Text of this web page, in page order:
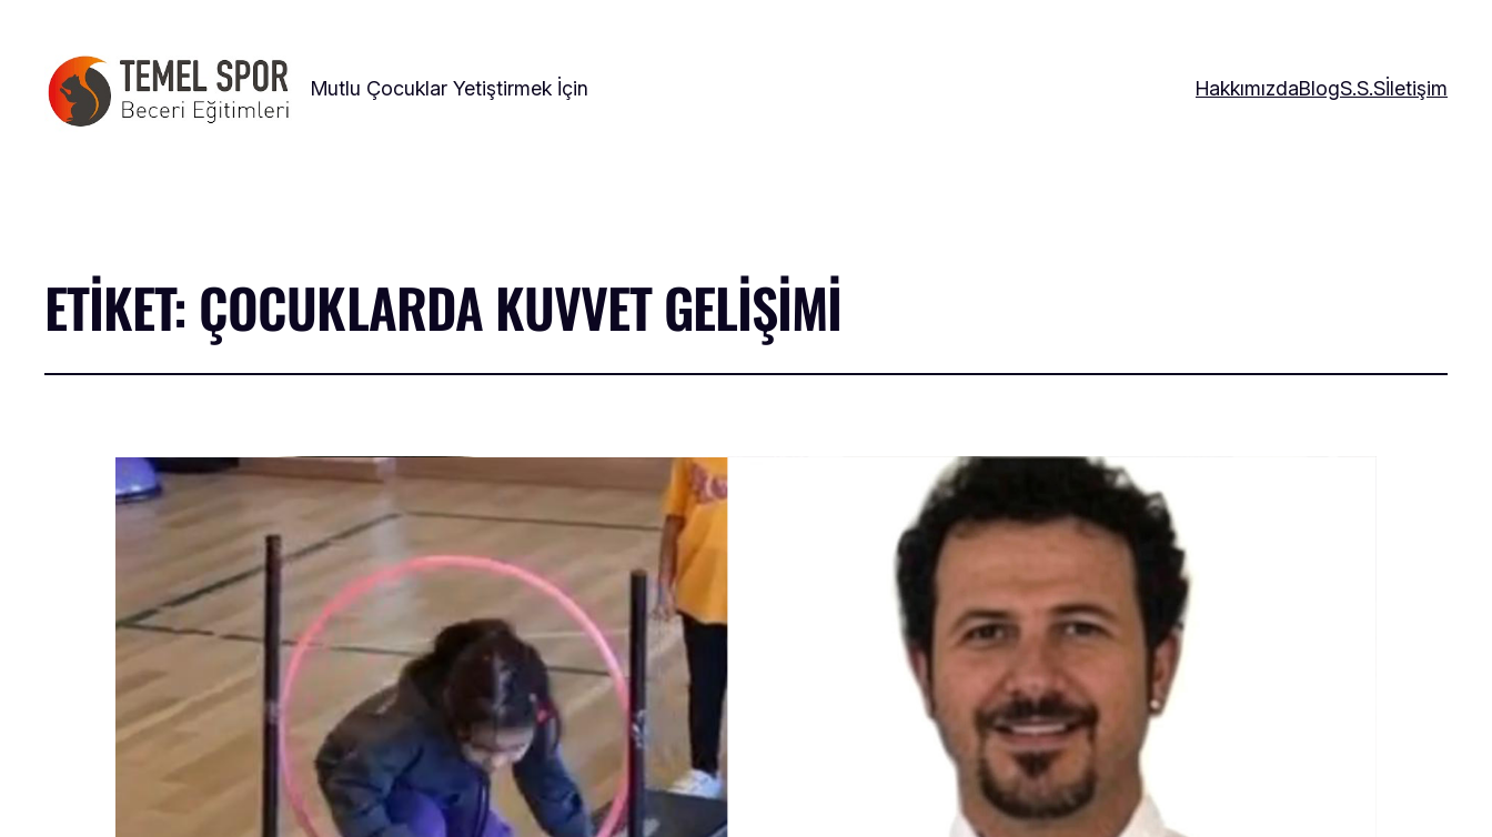
Mutlu Çocuklar Yetiştirmek İçin HakkımızdaBlogS.S.Sİletişim
ETIKET: ÇOCUKLARDA KUVVET GELIŞIMI